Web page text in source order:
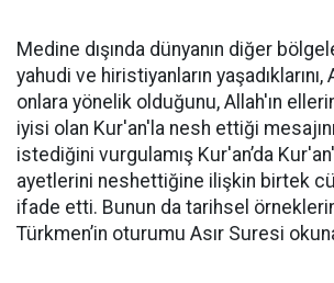
Medine dışında dünyanın diğer
yahudi ve hiristiyanların yaşadıklarını,
onlara yönelik olduğunu, Allah'ın
iyisi olan Kur'an'la nesh ettiği
istediğini vurgulamış Kur'an’da
ayetlerini neshettiğine ilişkin birtek
ifade etti. Bunun da tarihsel
Türkmen’in oturumu Asır Suresi